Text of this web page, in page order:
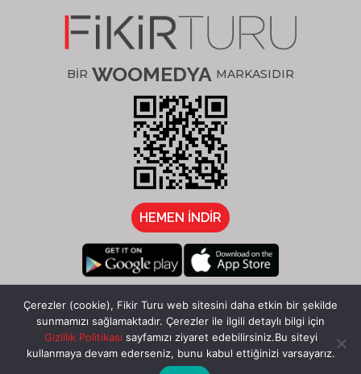
BİR WOOMEDYA MARKASIDIR
HEMEN İNDİR
Çerezler (cookie), Fikir Turu web sitesini daha etkin bir şekilde
sunmamızı sağlamaktadır. Çerezler ile ilgili detaylı bilgi için
Gizlilik Politikası sayfamızı ziyaret edebilirsiniz.Bu siteyi
kullanmaya devam ederseniz, bunu kabul ettiğinizi varsayarız.